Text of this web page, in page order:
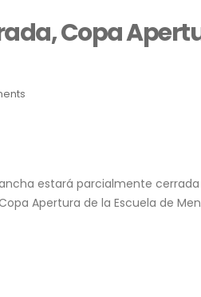
Copa
estará parcialmente cerrada
Apertura de la Escuela de